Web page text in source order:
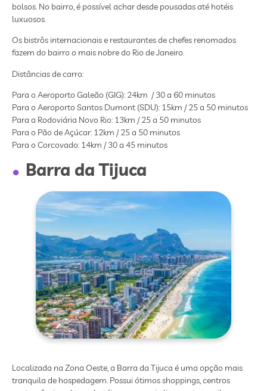
bolsos. No bairro, é possível achar desde pousadas até hotéis
luxuosos.
Os bistrôs internacionais e restaurantes de chefes renomados
fazem do bairro o mais nobre do Rio de Janeiro.
Distâncias de carro:
Para o Aeroporto Galeão (GIG): 24km / 30 a 60 minutos
Para o Aeroporto Santos Dumont (SDU): 15km / 25 a 50 minutos
Para a Rodoviária Novo Rio: 13km / 25 a 50 minutos
Para o Pão de Açúcar: 12km / 25 a 50 minutos
Para o Corcovado: 14km / 30 a 45 minutos
Barra da Tijuca
Localizada na Zona Oeste, a Barra da Tijuca é uma opção mais
tranquila de hospedagem. Possui ótimos shoppings, centros